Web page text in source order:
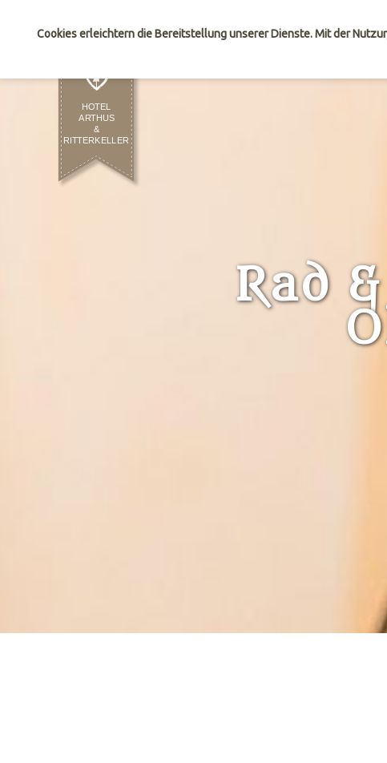
Rad
Cookies erleichtern die Bereitstellung unserer Dienste. Mit der